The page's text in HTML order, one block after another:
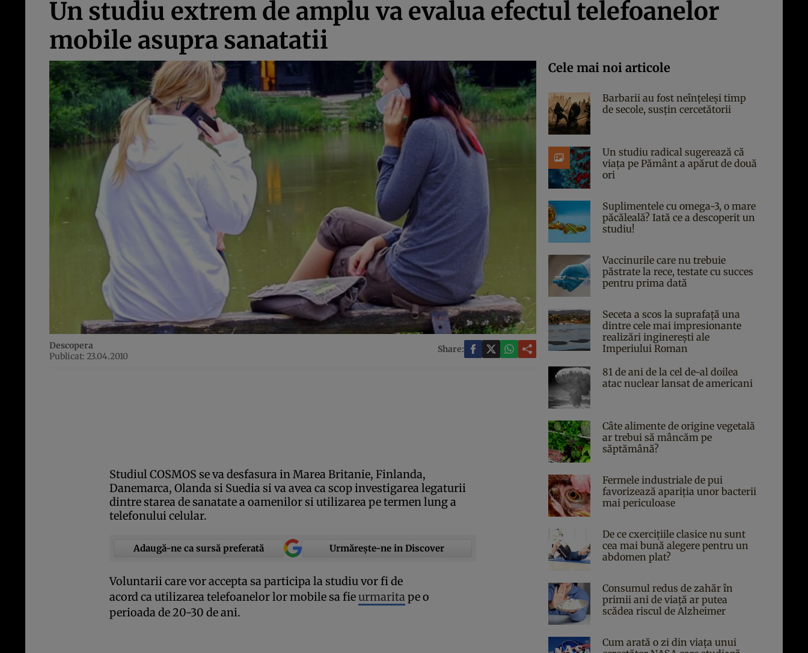
Un studiu extrem de amplu va evalua efectul telefoanelor
mobile asupra sanatatii
Descopera
Publicat: 23.04.2010
Share:
Studiul COSMOS se va desfasura in Marea Britanie, Finlanda,
Danemarca, Olanda si Suedia si va avea ca scop investigarea legaturii
dintre starea de sanatate a oamenilor si utilizarea pe termen lung a
telefonului celular.
Adaugă-ne ca sursă preferată Urmărește-ne in Discover
Voluntarii care vor accepta sa participa la studiu vor fi de
acord ca utilizarea telefoanelor lor mobile sa fieurmarita pe o
perioada de 20-30 de ani.
Cele mai noi articole
Barbarii au fost neînțeleși timp
de secole, susțin cercetătorii
Un studiu radical sugerează că
viața pe Pământ a apărut de două
ori
Suplimentele cu omega-3, o mare
păcăleală? Iată ce a descoperit un
studiu!
Vaccinurile care nu trebuie
păstrate la rece, testate cu succes
pentru prima dată
Seceta a scos la suprafață una
dintre cele mai impresionante
realizări inginerești ale
Imperiului Roman
81 de ani de la cel de-al doilea
atac nuclear lansat de americani
Câte alimente de origine vegetală
ar trebui să mâncăm pe
săptămână?
Fermele industriale de pui
favorizează apariția unor bacterii
mai periculoase
De ce cxercițiile clasice nu sunt
cea mai bună alegere pentru un
abdomen plat?
Consumul redus de zahăr în
primii ani de viață ar putea
scădea riscul de Alzheimer
Cum arată o zi din viața unui